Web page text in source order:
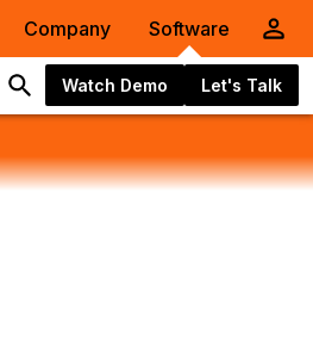
Company Software
Watch Demo Let's Talk